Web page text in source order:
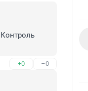
+0 –0